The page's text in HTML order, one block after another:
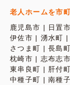
老人ホームを市
鹿児島市
日置市
伊佐市
湧水町
さつま町
長島町
枕崎市
志布志市
東串良町
肝付町
中種子町
南種